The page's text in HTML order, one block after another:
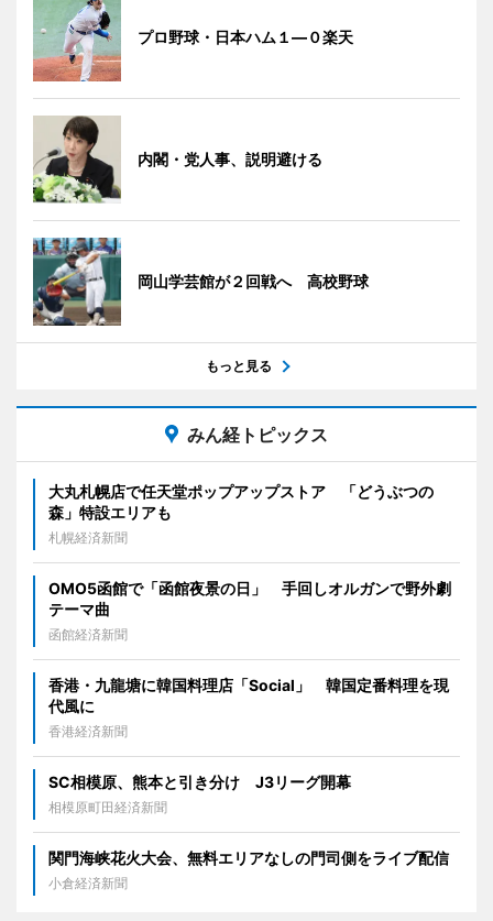
プロ野球・日本ハム１―０楽天
内閣・党人事、説明避ける
岡山学芸館が２回戦へ 高校野球
もっと見る
みん経トピックス
大丸札幌店で任天堂ポップアップストア 「どうぶつの
森」特設エリアも
札幌経済新聞
OMO5函館で「函館夜景の日」 手回しオルガンで野外劇
テーマ曲
函館経済新聞
香港・九龍塘に韓国料理店「Social」 韓国定番料理を現
代風に
香港経済新聞
SC相模原、熊本と引き分け J3リーグ開幕
相模原町田経済新聞
関門海峡花火大会、無料エリアなしの門司側をライブ配信
小倉経済新聞